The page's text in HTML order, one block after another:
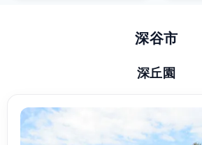
深谷市
深丘園